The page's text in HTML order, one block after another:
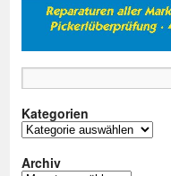
Kategorien
Kategorien
Archiv
Archiv
Mitgliederbereich
Anmelden